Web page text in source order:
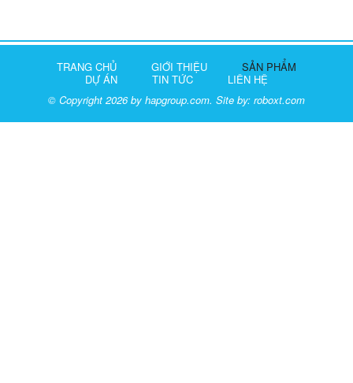
TRANG CHỦ GIỚI THIỆU
SẢN PHẨM
DỰ ÁN
TIN TỨC
LIÊN HỆ
© Copyright 2026 by hapgroup.com. Site by: roboxt.com